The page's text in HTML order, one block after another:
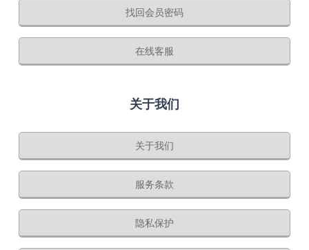
找回会员密码
在线客服
关于我们
关于我们
服务条款
隐私保护